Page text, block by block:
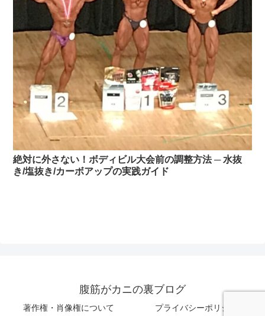
絶対に外さない！ボディビル大会前の調整方法 ─ 水抜
き/塩抜き/カーボアップの実践ガイド
腹筋がカニの裏ブログ
著作権・肖像権について プライバシーポリシー